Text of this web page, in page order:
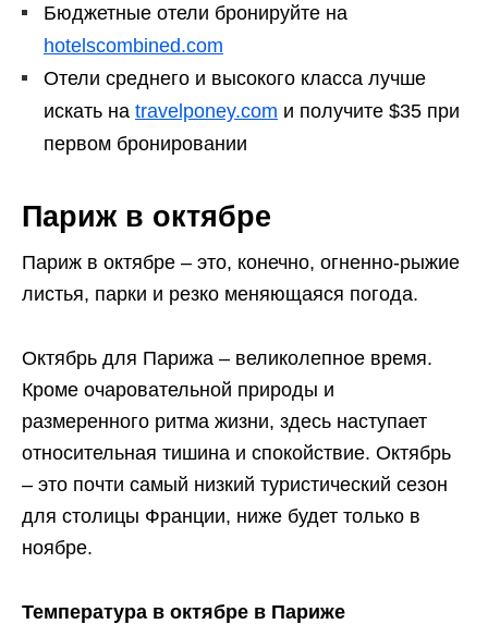
Бюджетные отели бронируйте на
hotelscombined.com
Отели среднего и высокого класса лучше
искать на travelponey.com и получите $35 при
первом бронировании
Париж в октябре
Париж в октябре – это, конечно, огненно-рыжие
листья, парки и резко меняющаяся погода.
Октябрь для Парижа – великолепное время.
Кроме очаровательной природы и
размеренного ритма жизни, здесь наступает
относительная тишина и спокойствие. Октябрь
– это почти самый низкий туристический сезон
для столицы Франции, ниже будет только в
ноябре.
Температура в октябре в Париже